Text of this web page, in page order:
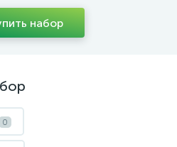
набор
0